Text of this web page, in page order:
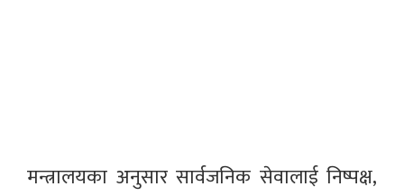
मन्त्रालयका अनुसार सार्वजनिक सेवालाई निष्पक्ष,